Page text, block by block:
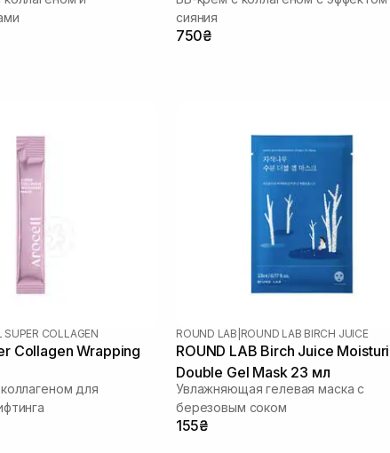
сияния
750₴
SUPER COLLAGEN
Collagen Wrapping
для
ROUND LAB ROUND LAB BIRCH JUICE
ROUND LAB Birch Juice
Double Gel Mask 23 мл
Увлажняющая гелевая маска с
березовым соком
155₴